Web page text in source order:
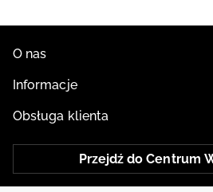
O nas
Informacje
Obsługa klienta
Przejdź do Centrum